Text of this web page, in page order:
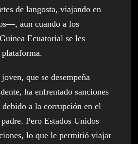
de langosta, viajando en
aun cuando a los
Ecuatorial se les
que se desempeña
ha enfrentado sanciones
a la corrupción en el
Pero Estados Unidos
lo que le permitió viajar